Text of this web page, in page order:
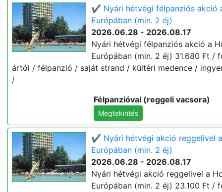
✔️ Nyári hétvégi félpanziós akció
Európában (min. 2 éj)
2026.06.28 - 2026.08.17
Nyári hétvégi félpanziós akció a
Európában (min. 2 éj) 31.680 Ft /
ártól / félpanzió / saját strand / kültéri medence /
/
Félpanzióval (reggeli vacsora)
Megtekintés
✔️ Nyári hétvégi akció reggelivel
Európában (min. 2 éj)
2026.06.28 - 2026.08.17
Nyári hétvégi akció reggelivel a
Európában (min. 2 éj) 23.100 Ft /